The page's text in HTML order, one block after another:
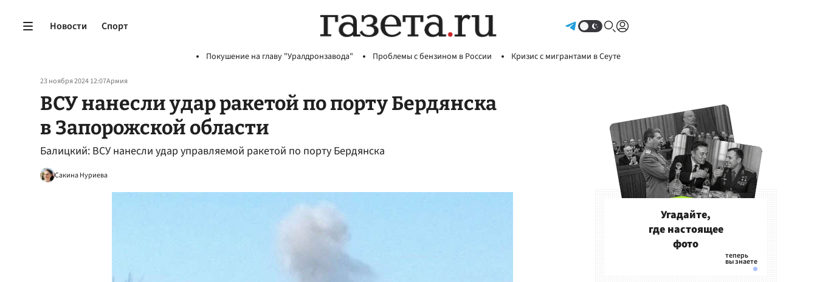
Новости Спорт
Покушение на главу "Уралдронзавода" Проблемы с бензином в России Кризис с мигрантами в Сеуте
23 ноября 2024 12:07Армия
ВСУ нанесли удар ракетой по порту Бердянска
в Запорожской области
Балицкий: ВСУ нанесли удар управляемой ракетой по порту Бердянска
Сакина Нуриева
Угадайте,
где настоящее
фото